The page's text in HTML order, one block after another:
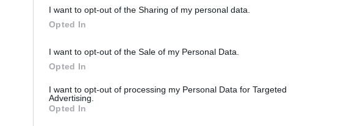
I want to opt-out of the Sharing of my personal data.
Opted In
I want to opt-out of the Sale of my Personal Data.
Opted In
I want to opt-out of processing my Personal Data for Targeted
Advertising.
Opted In